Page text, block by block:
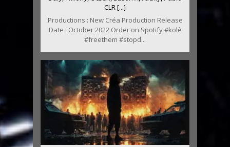
CLR [...]
Productions : New Créa Production Release
Date : October 2022 Order on Spotify #kolè
#freethem #stopd...